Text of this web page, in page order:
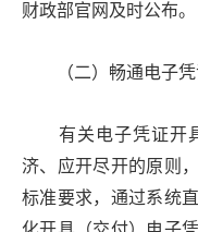
财政部官网及时公布。
（二）畅通电子凭
有关电子凭证开具
济、应开尽开的原则
标准要求，通过系统